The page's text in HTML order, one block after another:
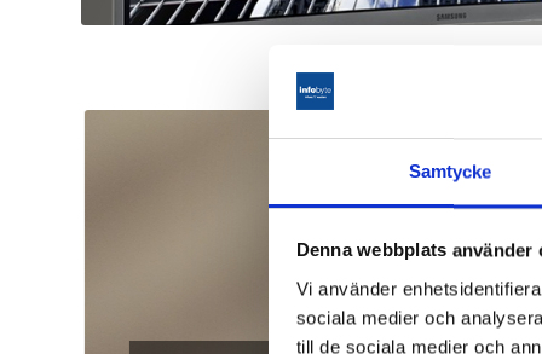
Samtycke
Denna webbplats använder
Vi använder
sociala medier och
till de sociala medier och